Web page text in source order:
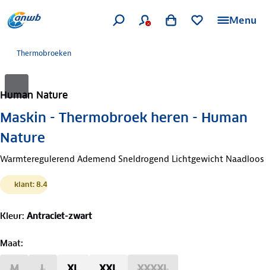
Menu
Thermobroeken
Human Nature
Maskin - Thermobroek heren - Human
Nature
Warmteregulerend Ademend Sneldrogend Lichtgewicht Naadloos
klant: 8.4
Kleur: Antraciet-zwart
Maat: